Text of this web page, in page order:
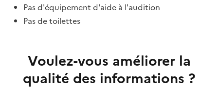
Pas d'équipement d'aide à l'audition
Pas de toilettes
Voulez-vous améliorer la
qualité des informations ?